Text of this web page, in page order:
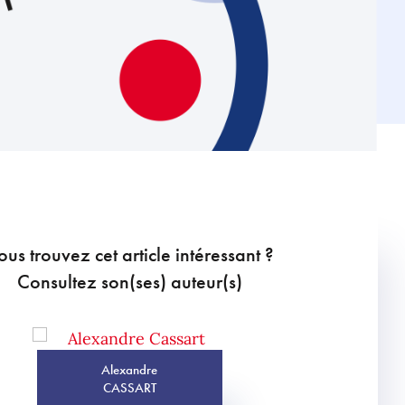
trouvez cet article intéressant ?
Consultez son(ses) auteur(s)
Alexandre
CASSART